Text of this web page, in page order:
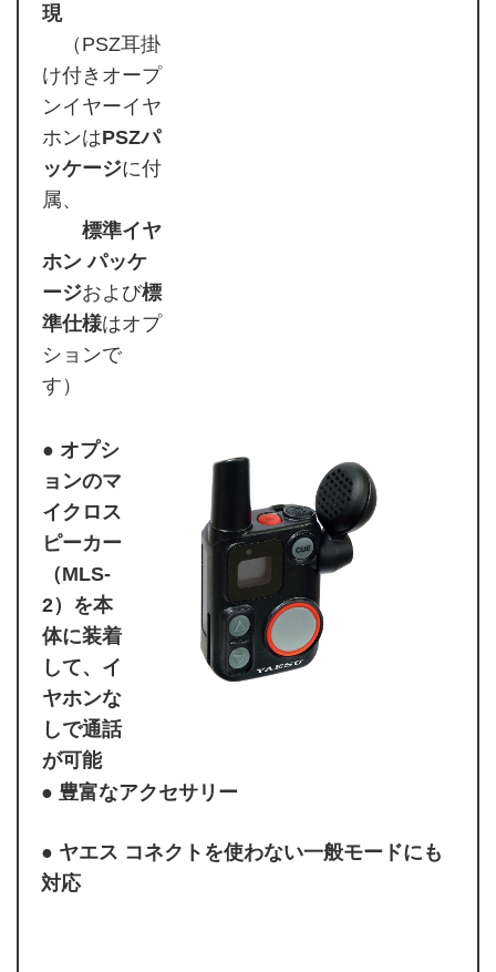
現
（PSZ耳掛
け付きオープ
ンイヤーイヤ
ホンはPSZパ
ッケージに付
属、
標準イヤ
ホン パッケ
ージおよび標
準仕様はオプ
ションで
す）
● オプシ
ョンのマ
イクロス
ピーカー
（MLS-
2）を本
体に装着
して、イ
ヤホンな
しで通話
が可能
● 豊富なアクセサリー
● ヤエス コネクトを使わない一般モードにも
対応